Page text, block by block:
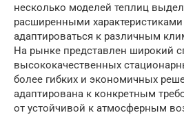
несколько моделей теплиц
расширенными
адаптироваться к различным
На рынке представлен широкий
высококачественных
более гибких и экономичных
адаптирована к конкретным
от устойчивой к атмосферным